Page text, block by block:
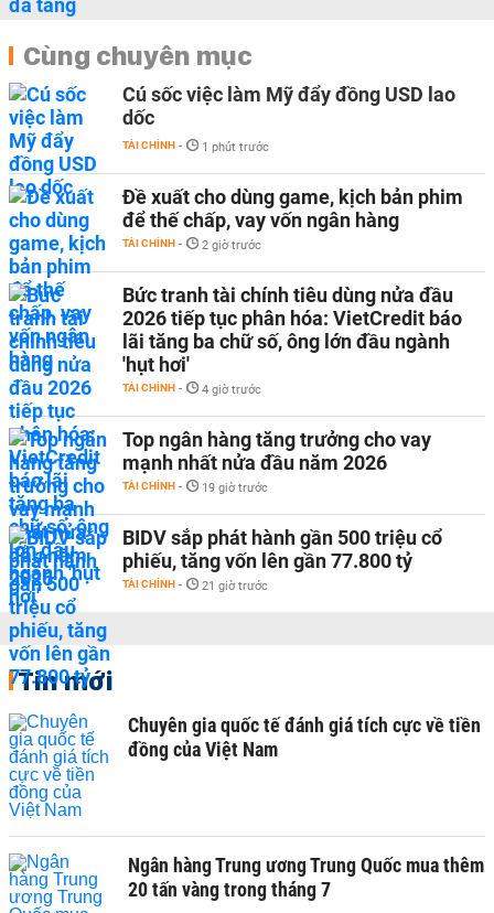
Cùng chuyên mục
Cú sốc việc làm Mỹ đẩy đồng USD lao
dốc
TÀI CHÍNH - 1 phút trước
Đề xuất cho dùng game, kịch bản phim
để thế chấp, vay vốn ngân hàng
TÀI CHÍNH - 2 giờ trước
Bức tranh tài chính tiêu dùng nửa đầu
2026 tiếp tục phân hóa: VietCredit báo
lãi tăng ba chữ số, ông lớn đầu ngành
'hụt hơi'
TÀI CHÍNH - 4 giờ trước
Top ngân hàng tăng trưởng cho vay
mạnh nhất nửa đầu năm 2026
TÀI CHÍNH - 19 giờ trước
BIDV sắp phát hành gần 500 triệu cổ
phiếu, tăng vốn lên gần 77.800 tỷ
TÀI CHÍNH - 21 giờ trước
Tin mới
Chuyên gia quốc tế đánh giá tích cực về tiền
đồng của Việt Nam
Ngân hàng Trung ương Trung Quốc mua thêm
20 tấn vàng trong tháng 7